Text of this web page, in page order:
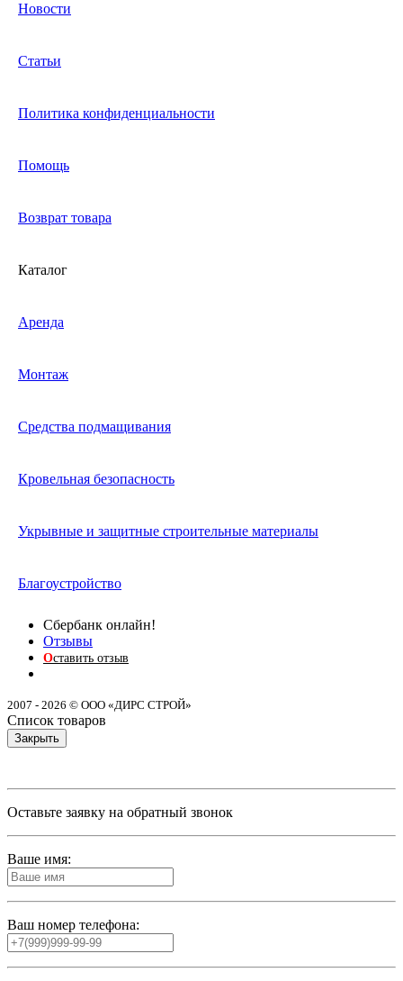
Новости
Статьи
Политика конфиденциальности
Помощь
Возврат товара
Каталог
Аренда
Монтаж
Средства подмащивания
Кровельная безопасность
Укрывные и защитные строительные материалы
Благоустройство
Сбербанк онлайн!
Отзывы
Оставить отзыв
2007 - 2026 © ООО «ДИРС СТРОЙ»
Список товаров
Закрыть
Оставьте заявку на обратный звонок
Ваше имя:
Ваш номер телефона: